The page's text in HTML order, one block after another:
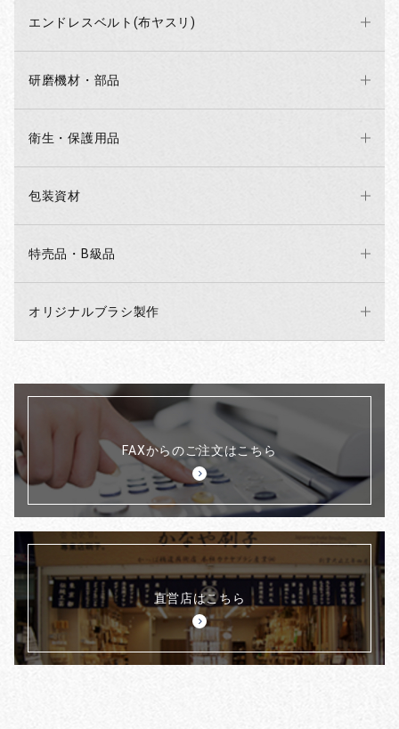
エンドレスベルト(布ヤスリ)
研磨機材・部品
衛生・保護用品
包装資材
特売品・B級品
オリジナルブラシ製作
FAXからのご注文はこちら
直営店はこちら